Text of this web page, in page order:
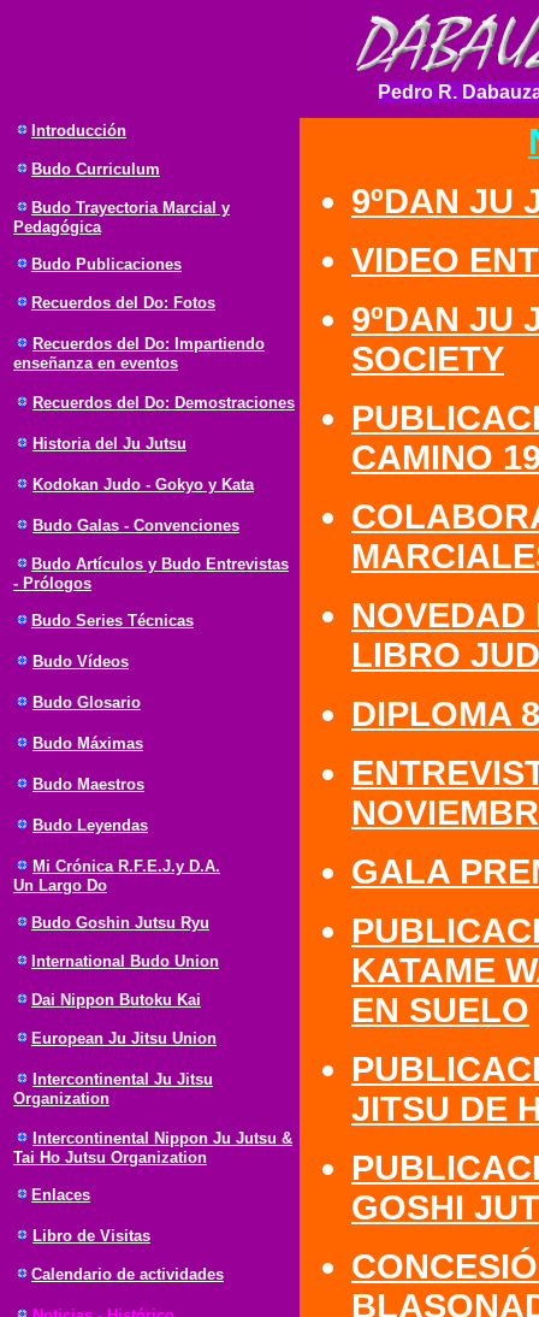
Pedro R.
Introducción
Budo Curriculum
Budo Trayectoria Marcial y
Pedagógica
Budo Publicaciones
Recuerdos del Do: Fotos
Recuerdos del Do: Impartiendo
enseñanza en eventos
Recuerdos del Do: Demostraciones
Historia del Ju Jutsu
Kodokan Judo - Gokyo y Kata
Budo Galas - Convenciones
Budo Artículos y Budo Entrevistas
- Prólogos
Budo Series Técnicas
Budo Vídeos
Budo Glosario
Budo Máximas
Budo Maestros
Budo Leyendas
Mi Crónica R.F.E.J.y D.A.
Un Largo Do
Budo Goshin Jutsu Ryu
International Budo Union
Dai Nippon Butoku Kai
European Ju Jitsu Union
Intercontinental Ju Jitsu
Organization
Intercontinental Nippon Ju Jutsu &
Tai Ho Jutsu Organization
Enlaces
Libro de Visitas
Calendario de actividades
9ºDAN JU
VIDEO
9ºDAN JU
SOCIETY
CAMINO
NOVEDAD
LIBRO
DIPLOMA
GALA
KATAME
EN SUELO
JITSU DE
GOSHI